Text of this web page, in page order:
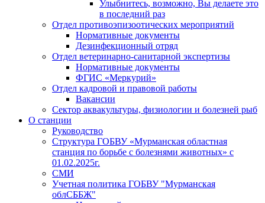
Улыбнитесь, возможно, Вы делаете это
в последний раз
Отдел противоэпизоотических мероприятий
Нормативные документы
Дезинфекционный отряд
Отдел ветеринарно-санитарной экспертизы
Нормативные документы
ФГИС «Меркурий»
Отдел кадровой и правовой работы
Вакансии
Сектор аквакультуры, физиологии и болезней рыб
О станции
Руководство
Структура ГОБВУ «Мурманская областная
станция по борьбе с болезнями животных» c
01.02.2025г.
СМИ
Учетная политика ГОБВУ "Мурманская
облСББЖ"